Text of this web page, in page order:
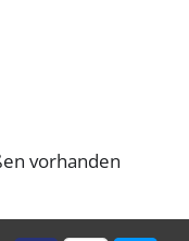
vorhanden